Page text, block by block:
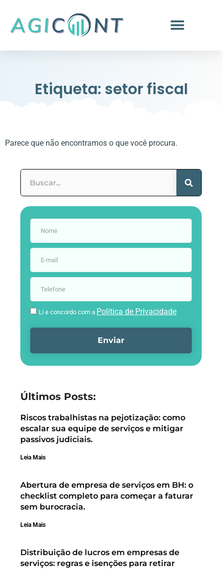
Etiqueta: setor fiscal
Parece que não encontramos o que você procura.
Li e concordo com a Política de Privacidade
Enviar
Últimos Posts:
Riscos trabalhistas na pejotização: como
escalar sua equipe de serviços e mitigar
passivos judiciais.
Leia Mais
Abertura de empresa de serviços em BH: o
checklist completo para começar a faturar
sem burocracia.
Leia Mais
Distribuição de lucros em empresas de
serviços: regras e isenções para retirar